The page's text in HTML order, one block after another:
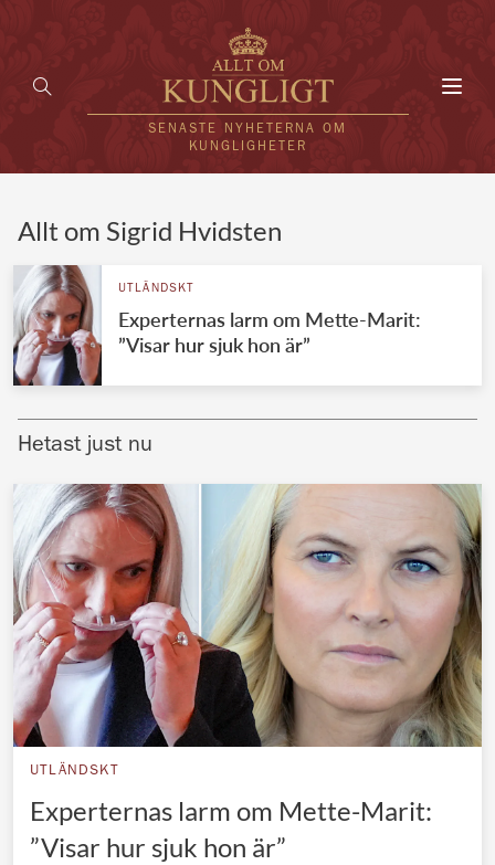
SENASTE NYHETERNA OM
KUNGLIGHETER
UTLÄNDSKT
VÄRLDENS KUNGAHUS
Brittiska kungahuset
Norska kungahuset
Danska kungahuset
Spanska kungahuset
Nederländska kungahuset
Belgiska kungahuset
Jordanska kungahuset
Japanska kejsarhuset
Thailändska kungahuset
Allt om Sigrid Hvidsten
UTLÄNDSKT
Experternas larm om Mette-Marit:
”Visar hur sjuk hon är”
Hetast just nu
UTLÄNDSKT
Experternas larm om Mette-Marit:
”Visar hur sjuk hon är”